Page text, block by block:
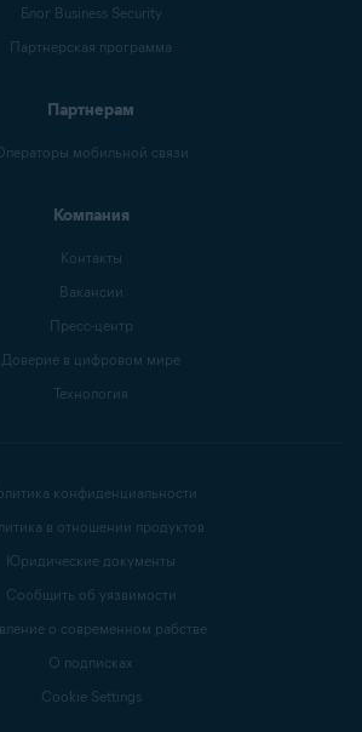
Блог Business Security
Партнерская программа
Партнерам
мобильной связи
Компания
Контакты
Вакансии
Пресс-центр
Доверие в цифровом мире
Технология
конфиденциальности
в отношении продуктов
Юридические документы
Сообщить об уязвимости
о современном рабстве
О подписках
Cookie Settings